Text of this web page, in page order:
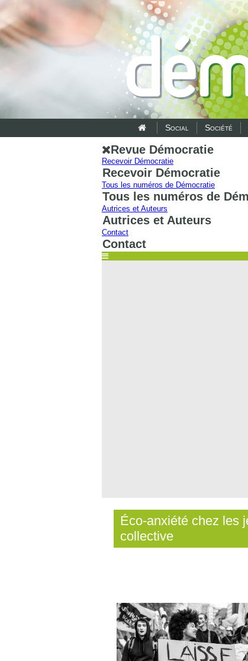
Social Société
Revue Démocratie
Recevoir Démocratie
Recevoir Démocratie
Tous les numéros de Démocratie
Tous les numéros de
Autrices et Auteurs
Autrices et Auteurs
Contact
Contact
Éco-anxiété chez les
collective